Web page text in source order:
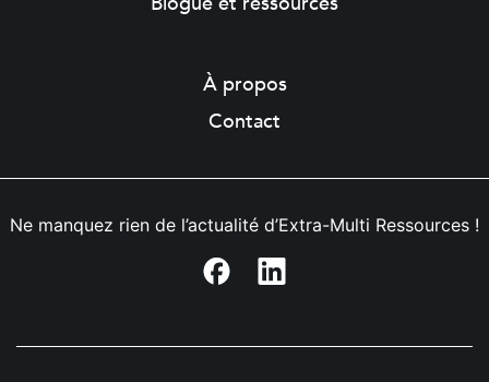
À propos
Contact
Ne manquez rien de l’actualité d’Extra-Multi Ressources !